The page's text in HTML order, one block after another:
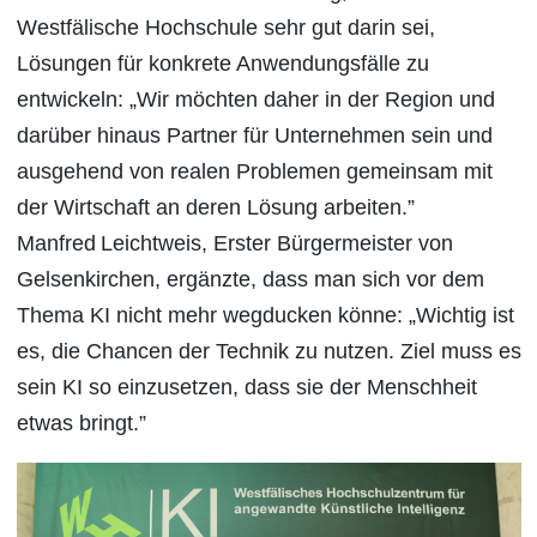
Westfälische Hochschule sehr gut darin sei,
Lösungen für konkrete Anwendungsfälle zu
entwickeln: „Wir möchten daher in der Region und
darüber hinaus Partner für Unternehmen sein und
ausgehend von realen Problemen gemeinsam mit
der Wirtschaft an deren Lösung arbeiten.”
Manfred Leichtweis, Erster Bürgermeister von
Gelsenkirchen, ergänzte, dass man sich vor dem
Thema KI nicht mehr wegducken könne: „Wichtig ist
es, die Chancen der Technik zu nutzen. Ziel muss es
sein KI so einzusetzen, dass sie der Menschheit
etwas bringt.”